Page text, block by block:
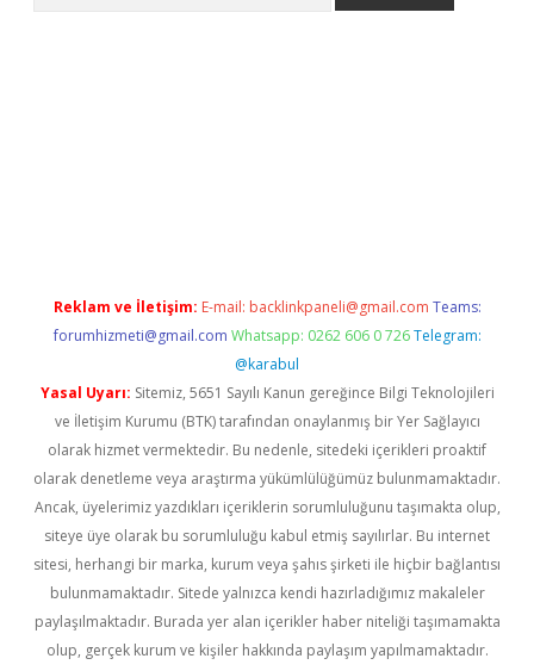
Reklam ve İletişim: E-mail: backlinkpaneli@gmail.com Teams:
forumhizmeti@gmail.com Whatsapp: 0262 606 0 726 Telegram:
@karabul
Yasal Uyarı: Sitemiz, 5651 Sayılı Kanun gereğince Bilgi Teknolojileri
ve İletişim Kurumu (BTK) tarafından onaylanmış bir Yer Sağlayıcı
olarak hizmet vermektedir. Bu nedenle, sitedeki içerikleri proaktif
olarak denetleme veya araştırma yükümlülüğümüz bulunmamaktadır.
Ancak, üyelerimiz yazdıkları içeriklerin sorumluluğunu taşımakta olup,
siteye üye olarak bu sorumluluğu kabul etmiş sayılırlar. Bu internet
sitesi, herhangi bir marka, kurum veya şahıs şirketi ile hiçbir bağlantısı
bulunmamaktadır. Sitede yalnızca kendi hazırladığımız makaleler
paylaşılmaktadır. Burada yer alan içerikler haber niteliği taşımamakta
olup, gerçek kurum ve kişiler hakkında paylaşım yapılmamaktadır.